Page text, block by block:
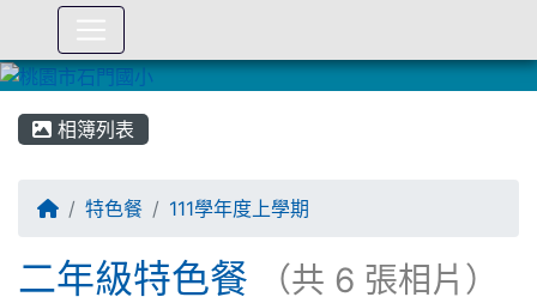
相簿列表
特色餐 111學年度上學期
二年級特色餐 （共 6 張相片）